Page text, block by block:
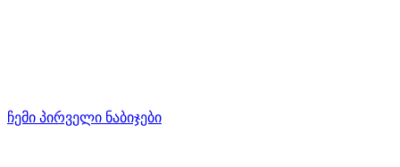
ჩემი პირველი ნაბიჯები